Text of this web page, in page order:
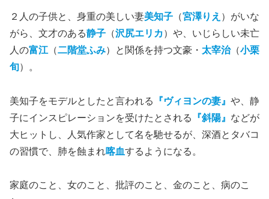
２人の子供と、身重の美しい妻美知子 （宮澤りえ ）がいな
がら、文才のある静子 （沢尻エリカ）や、いじらしい未亡
人の富江 （二階堂ふみ）と関係を持つ文豪・ 太宰治（小栗
旬）。
美知子をモデルとしたと言われる 『ヴィヨンの妻』 や、静
子にインスピレーションを受けたとされる
『斜陽』 などが
大ヒットし、人気作家として名を馳せるが、深酒とタバコ
の習慣で、肺を蝕まれ喀血するようになる。
家庭のこと、女のこと、批評のこと、金のこと、病のこ